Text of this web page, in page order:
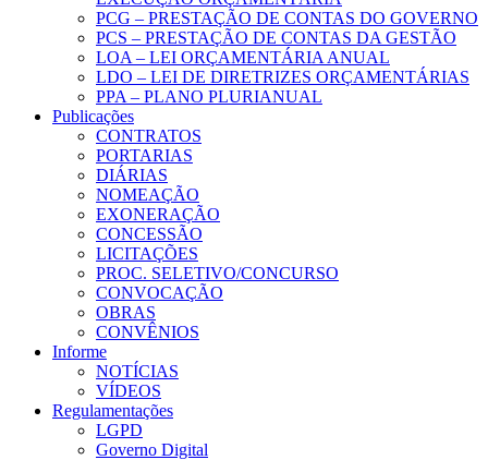
PCG – PRESTAÇÃO DE CONTAS DO GOVERNO
PCS – PRESTAÇÃO DE CONTAS DA GESTÃO
LOA – LEI ORÇAMENTÁRIA ANUAL
LDO – LEI DE DIRETRIZES ORÇAMENTÁRIAS
PPA – PLANO PLURIANUAL
Publicações
CONTRATOS
PORTARIAS
DIÁRIAS
NOMEAÇÃO
EXONERAÇÃO
CONCESSÃO
LICITAÇÕES
PROC. SELETIVO/CONCURSO
CONVOCAÇÃO
OBRAS
CONVÊNIOS
Informe
NOTÍCIAS
VÍDEOS
Regulamentações
LGPD
Governo Digital